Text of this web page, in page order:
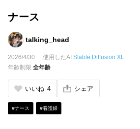
ナース
talking_head
2026/4/30 使用したAI Stable Diffusion XL
年齢制限 全年齢
いいね 4 シェア
#ナース #看護婦